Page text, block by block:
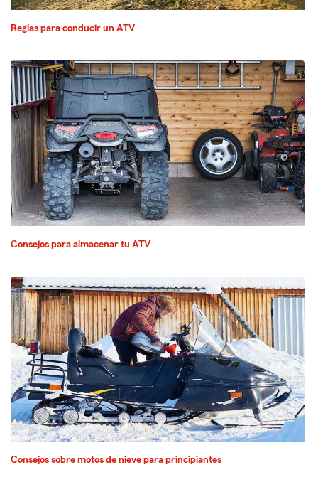
Reglas para conducir un ATV
Consejos para almacenar tu ATV
Consejos sobre motos de nieve para principiantes